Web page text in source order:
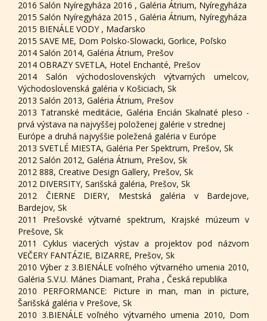
2016 Salón Nyíregyháza 2016 , Galéria Átrium, Nyíregyháza
2015 Salón Nyíregyháza 2015 , Galéria Átrium, Nyíregyháza
2015 BIENÁLE VODY , Maďarsko
2015 SAVE ME, Dom Polsko-Slowacki, Gorlice, Poľsko
2014 Salón 2014, Galéria Átrium, Prešov
2014 OBRAZY SVETLA, Hotel Enchanté, Prešov
2014 Salón východoslovenských výtvarných umelcov,
Východoslovenská galéria v Košiciach, Sk
2013 Salón 2013, Galéria Átrium, Prešov
2013 Tatranské meditácie, Galéria Encián Skalnaté pleso -
prvá výstava na najvyššej položenej galérie v strednej
Európe a druhá najvyššie poležená galéria v Európe
2013 SVETLÉ MIESTA, Galéria Per Spektrum, Prešov, Sk
2012 Salón 2012, Galéria Átrium, Prešov, Sk
2012 888, Creative Design Gallery, Prešov, Sk
2012 DIVERSITY, Sarišská galéria, Prešov, Sk
2012 ČIERNE DIERY, Mestská galéria v Bardejove,
Bardejov, Sk
2011 Prešovské výtvarné spektrum, Krajské múzeum v
Prešove, Sk
2011 Cyklus viacerých výstav a projektov pod názvom
VEČERY FANTÁZIE, BIZARRE, Prešov, Sk
2010 Výber z 3.BIENÁLE voľného výtvarného umenia 2010,
Galéria S.V.U. Mánes Diamant, Praha , Česká republika
2010 PERFORMANCE: Picture in man, man in picture,
Šarišská galéria v Prešove, Sk
2010 3.BIENÁLE voľného výtvarného umenia 2010, Dom